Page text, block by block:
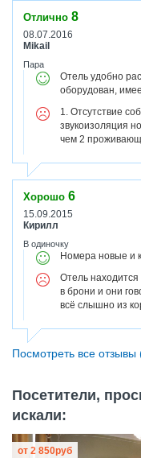
Отлично 8
08.07.2016
Mikail
Пара
Отель удобно
оборудован,
1. Отсутствие
звукоизоляция
чем 2
Хорошо 6
15.09.2015
Кирилл
В одиночку
Номера новые и
Отель
в брони и они
всё слышно из
Посмотреть все отзывы
Посетители,
искали:
от 2 850руб